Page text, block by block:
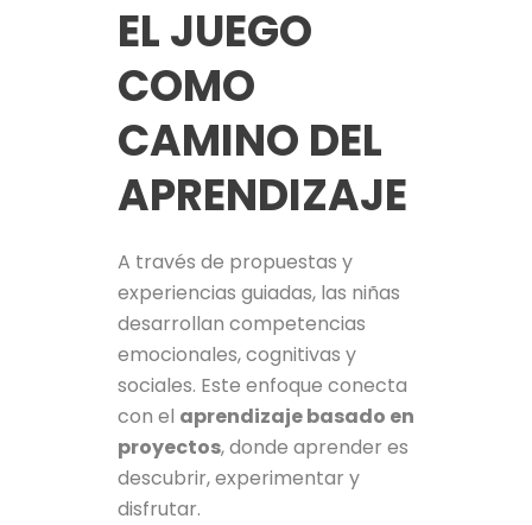
EL JUEGO
COMO
CAMINO DEL
APRENDIZAJE
A través de propuestas y
experiencias guiadas, las niñas
desarrollan competencias
emocionales, cognitivas y
sociales. Este enfoque conecta
con el aprendizaje basado en
proyectos, donde aprender es
descubrir, experimentar y
disfrutar.